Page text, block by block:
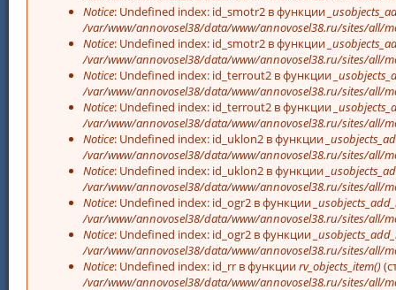
Notice: Undefined index: id_smotr2 в функции
/var/www/annovosel38/data/www/annovosel38.ru/sites/all/
Notice: Undefined index: id_smotr2 в функции
/var/www/annovosel38/data/www/annovosel38.ru/sites/all/
Notice: Undefined index: id_terrout2 в функции
/var/www/annovosel38/data/www/annovosel38.ru/sites/all/
Notice: Undefined index: id_terrout2 в функции
/var/www/annovosel38/data/www/annovosel38.ru/sites/all/
Notice: Undefined index: id_uklon2 в функции
/var/www/annovosel38/data/www/annovosel38.ru/sites/all/
Notice: Undefined index: id_uklon2 в функции
/var/www/annovosel38/data/www/annovosel38.ru/sites/all/
Notice: Undefined index: id_ogr2 в функции
/var/www/annovosel38/data/www/annovosel38.ru/sites/all/
Notice: Undefined index: id_ogr2 в функции
/var/www/annovosel38/data/www/annovosel38.ru/sites/all/
Notice: Undefined index: id_rr в функцииrv_objects_item()
/var/www/annovosel38/data/www/annovosel38.ru/sites/all/